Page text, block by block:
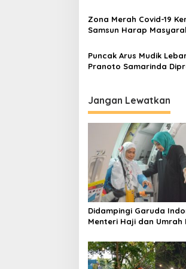
Zona Merah Covid-19
Samsun Harap
Puncak Arus Mudik
Pranoto Samarinda
Jangan Lewatkan
Didampingi Garuda
Menteri Haji dan Umrah
Penerbangan Haji di